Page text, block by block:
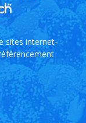
sites internet-